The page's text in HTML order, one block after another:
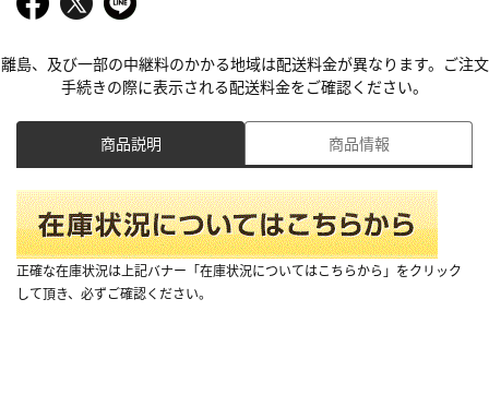
離島、及び一部の中継料のかかる地域は配送料金が異なります。ご注文
手続きの際に表示される配送料金をご確認ください。
商品説明 商品情報
正確な在庫状況は上記バナー「在庫状況についてはこちらから」をクリック
して頂き、必ずご確認ください。